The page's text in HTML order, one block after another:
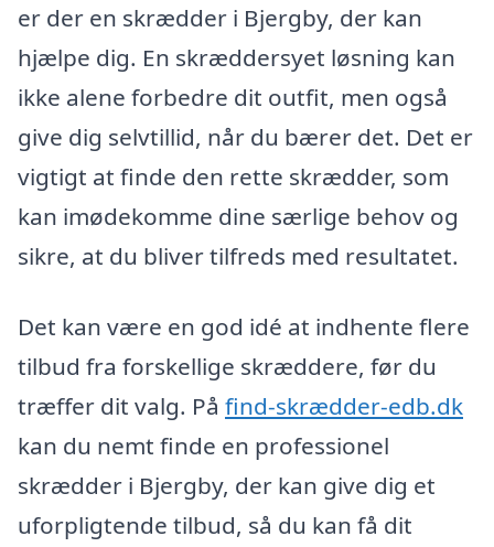
er der en skrædder i Bjergby, der kan
hjælpe dig. En skræddersyet løsning kan
ikke alene forbedre dit outfit, men også
give dig selvtillid, når du bærer det. Det er
vigtigt at finde den rette skrædder, som
kan imødekomme dine særlige behov og
sikre, at du bliver tilfreds med resultatet.
Det kan være en god idé at indhente flere
tilbud fra forskellige skræddere, før du
træffer dit valg. På find-skrædder-edb.dk
kan du nemt finde en professionel
skrædder i Bjergby, der kan give dig et
uforpligtende tilbud, så du kan få dit